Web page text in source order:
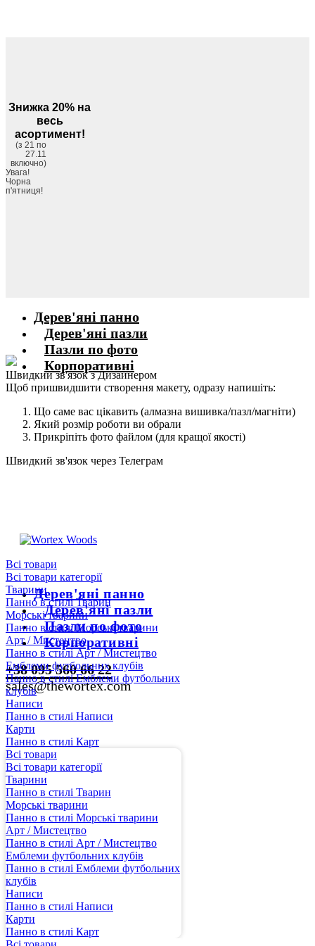
Знижка 20% на
весь
асортимент!
(з 21 по
27.11
включно)
Увага!
Чорна
п'ятниця!
Дерев'яні панно
Дерев'яні пазли
Пазли по фото
Корпоративні
Швидкий зв'язок з Дизайнером
Щоб пришвидшити створення макету, одразу напишіть:
Що саме вас цікавить (алмазна вишивка/пазл/магніти)
Який розмір роботи ви обрали
Прикріпіть фото файлом (для кращої якості)
Швидкий зв'язок через Телеграм
Дерев'яні панно
Дерев'яні пазли
Пазли по фото
Корпоративні
+38 095 560 66 22
sales@thewortex.com
Всі товари
Всі товари категорії
Тварини
Панно в стилі Тварин
Морські тварини
Панно в стилі Морські тварини
Арт / Мистецтво
Панно в стилі Арт / Мистецтво
Емблеми футбольних клубів
Панно в стилі Емблеми футбольних
клубів
Написи
Панно в стилі Написи
Карти
Панно в стилі Карт
Всі товари
Всі товари категорії
Тварини
Панно в стилі Тварин
Морські тварини
Панно в стилі Морські тварини
Арт / Мистецтво
Панно в стилі Арт / Мистецтво
Емблеми футбольних клубів
Панно в стилі Емблеми футбольних
клубів
Написи
Панно в стилі Написи
Карти
Панно в стилі Карт